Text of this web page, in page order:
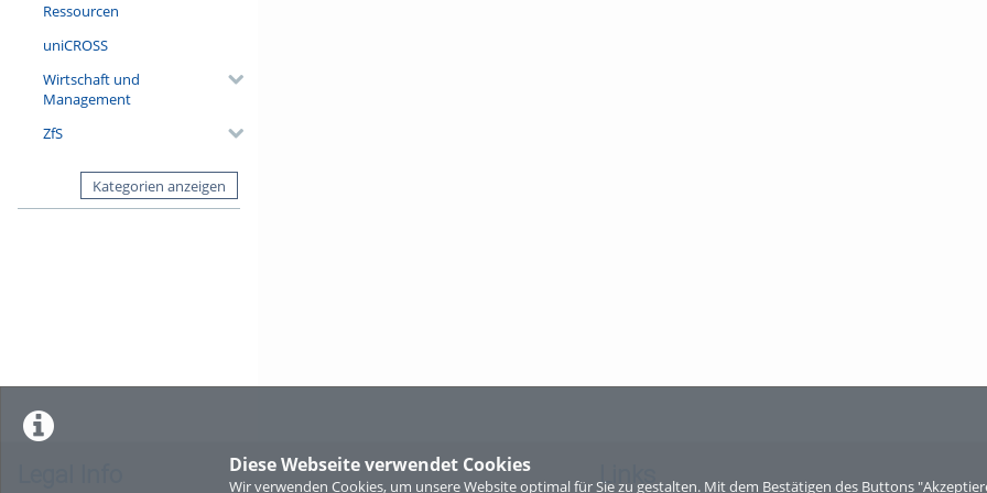
Diese Webseite verwendet Cookies
Wir verwenden Cookies, um unsere Website optimal für Sie zu gestalten. Mit dem Bestätigen des Buttons
Ressourcen
uniCROSS
Wirtschaft und
Management
ZfS
Kategorien anzeigen
Links